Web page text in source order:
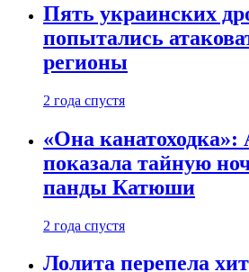
Пять украинских
попытались
регионы
2 года спустя
«Она канатоходка»:
показала тайную
панды Катюши
2 года спустя
Лолита перепела